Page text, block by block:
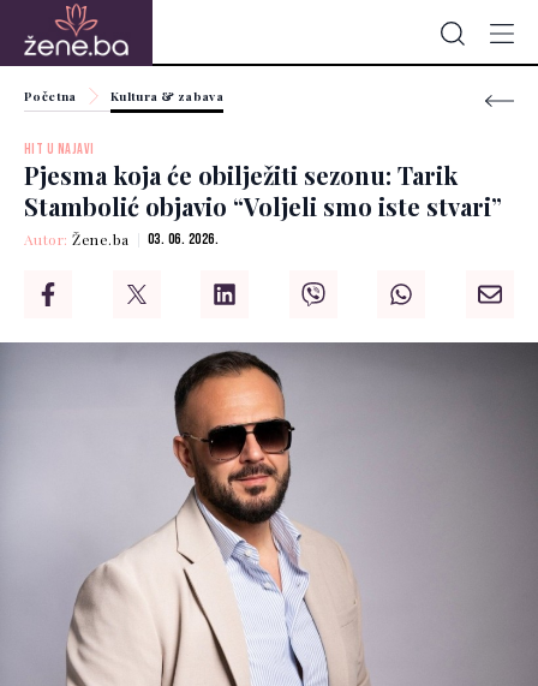
Početna Kultura & zabava
HIT U NAJAVI
Pjesma koja će obilježiti sezonu: Tarik
Stambolić objavio “Voljeli smo iste stvari”
Autor:Žene.ba 03. 06. 2026.